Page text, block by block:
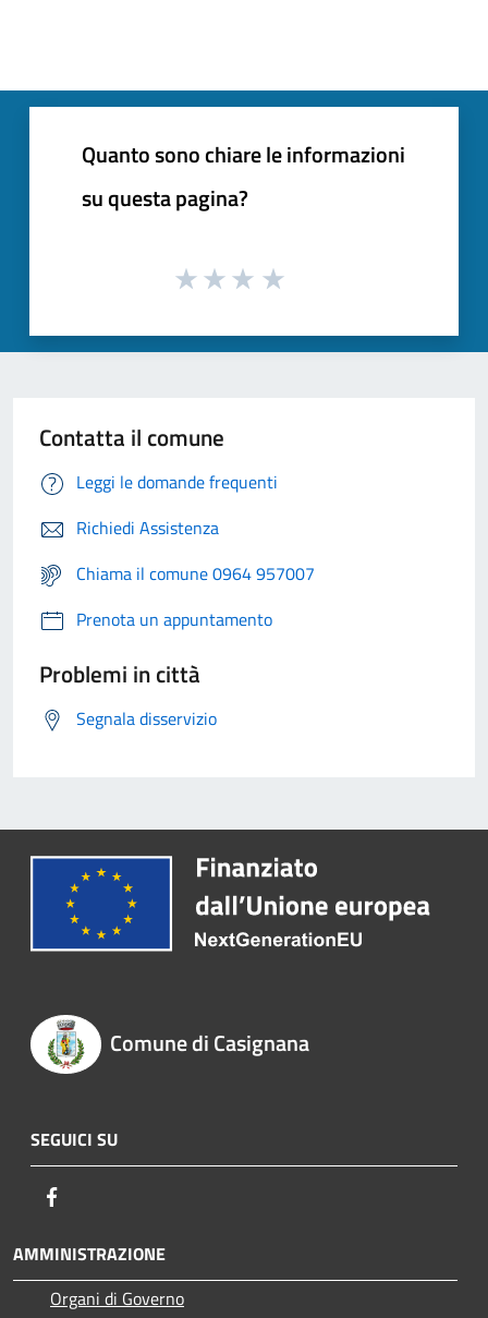
Quanto sono chiare le informazioni
su questa pagina?
Contatta il comune
Leggi le domande frequenti
Richiedi Assistenza
Chiama il comune 0964 957007
Prenota un appuntamento
Problemi in città
Segnala disservizio
Comune di Casignana
SEGUICI SU
AMMINISTRAZIONE
Organi di Governo